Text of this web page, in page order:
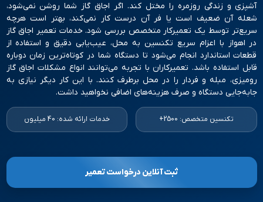
آشپزی و زندگی روزمره را مختل کند. اگر اجاق گاز شما روشن نمی‌شود،
شعله آن ضعیف است یا فر آن درست کار نمی‌کند، بهتر است هرچه
سریع‌تر توسط یک تعمیرکار متخصص بررسی شود. خدمات تعمیر اجاق گاز
در اهواز با اعزام سریع تکنسین به محل، عیب‌یابی دقیق و استفاده از
قطعات استاندارد انجام می‌شود تا دستگاه شما در کوتاه‌ترین زمان دوباره
قابل استفاده باشد. تعمیرکاران با تجربه می‌توانند انواع مشکلات اجاق گاز
رومیزی، مبله و فردار را در محل برطرف کنند. با این کار دیگر نیازی به
جابه‌جایی دستگاه و صرف هزینه‌های اضافی نخواهید داشت.
تکنسین متخصص: 2500+ خدمات ارائه شده: 40 میلیون
ثبت آنلاین درخواست تعمیر